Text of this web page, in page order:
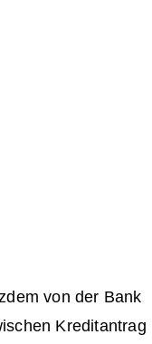
von der Bank
Kreditantrag